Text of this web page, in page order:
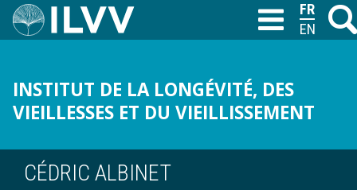
Aller
au
M
INSTITUT DE LA LONGÉVITÉ, DES
VIEILLESSES ET DU VIEILLISSEMENT
T
CÉDRIC ALBINET
ENGLISH